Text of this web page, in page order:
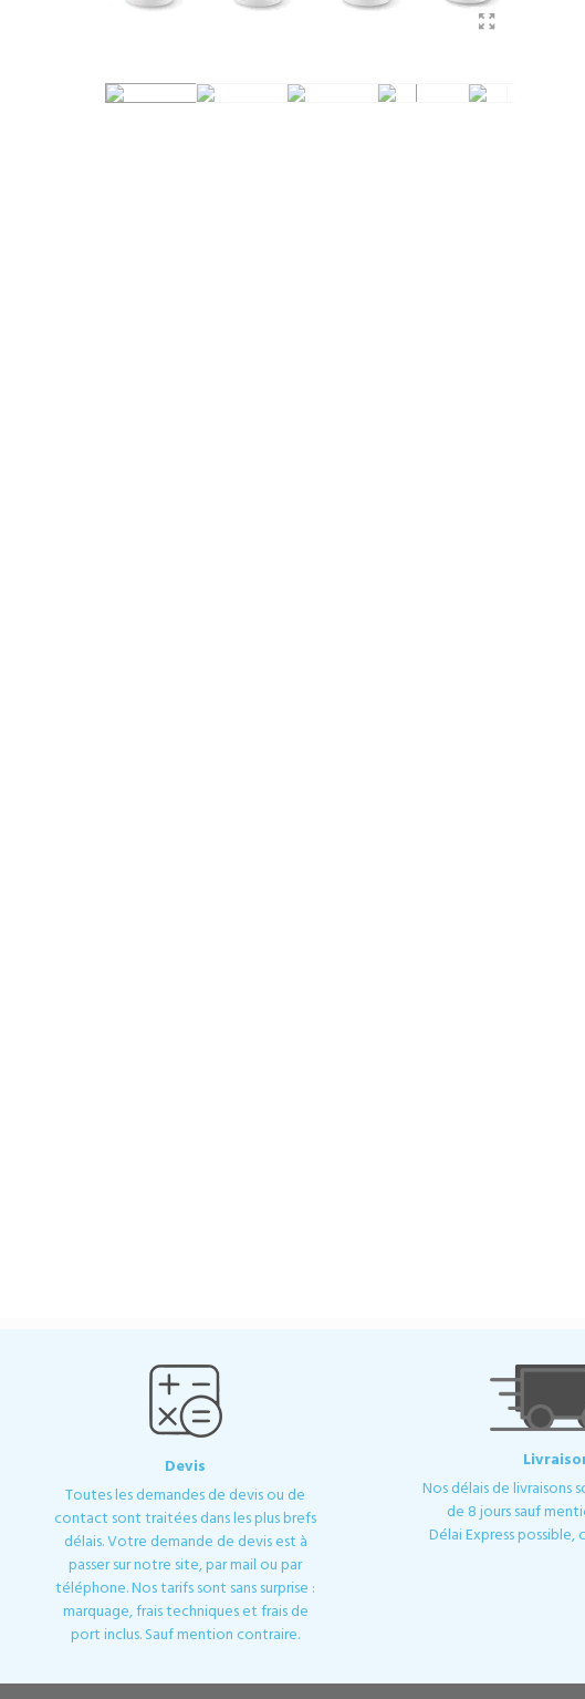
Devis
Toutes les demandes de devis ou de
contact sont traitées dans les plus brefs
délais. Votre demande de devis est à
passer sur notre site, par mail ou par
téléphone. Nos tarifs sont sans surprise :
marquage, frais techniques et frais de
port inclus. Sauf mention contraire.
Nos délais de livraisons
de 8 jours sauf
Délai Express